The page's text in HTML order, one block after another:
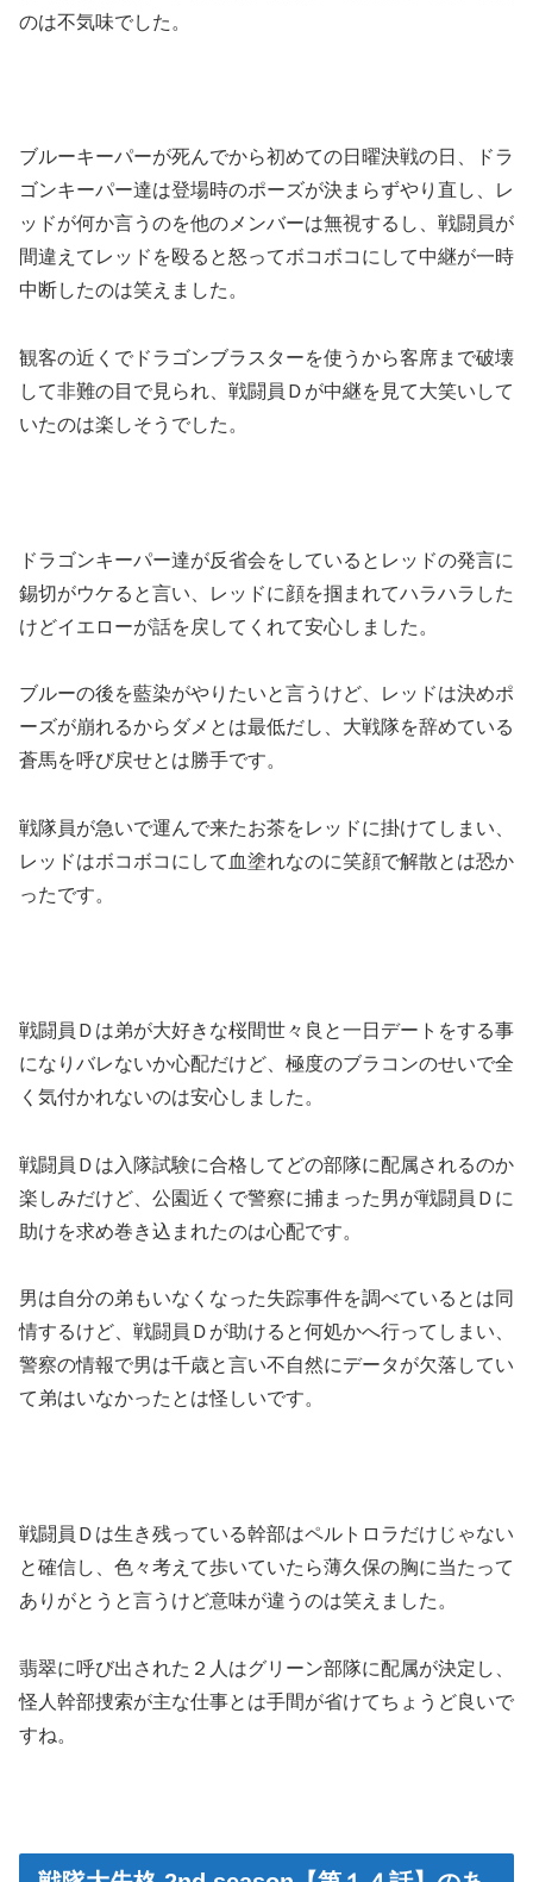
のは不気味でした。
ブルーキーパーが死んでから初めての日曜決戦の日、ドラ
ゴンキーパー達は登場時のポーズが決まらずやり直し、レ
ッドが何か言うのを他のメンバーは無視するし、戦闘員が
間違えてレッドを殴ると怒ってボコボコにして中継が一時
中断したのは笑えました。
観客の近くでドラゴンブラスターを使うから客席まで破壊
して非難の目で見られ、戦闘員Ｄが中継を見て大笑いして
いたのは楽しそうでした。
ドラゴンキーパー達が反省会をしているとレッドの発言に
錫切がウケると言い、レッドに顔を掴まれてハラハラした
けどイエローが話を戻してくれて安心しました。
ブルーの後を藍染がやりたいと言うけど、レッドは決めポ
ーズが崩れるからダメとは最低だし、大戦隊を辞めている
蒼馬を呼び戻せとは勝手です。
戦隊員が急いで運んで来たお茶をレッドに掛けてしまい、
レッドはボコボコにして血塗れなのに笑顔で解散とは恐か
ったです。
戦闘員Ｄは弟が大好きな桜間世々良と一日デートをする事
になりバレないか心配だけど、極度のブラコンのせいで全
く気付かれないのは安心しました。
戦闘員Ｄは入隊試験に合格してどの部隊に配属されるのか
楽しみだけど、公園近くで警察に捕まった男が戦闘員Ｄに
助けを求め巻き込まれたのは心配です。
男は自分の弟もいなくなった失踪事件を調べているとは同
情するけど、戦闘員Ｄが助けると何処かへ行ってしまい、
警察の情報で男は千歳と言い不自然にデータが欠落してい
て弟はいなかったとは怪しいです。
戦闘員Ｄは生き残っている幹部はペルトロラだけじゃない
と確信し、色々考えて歩いていたら薄久保の胸に当たって
ありがとうと言うけど意味が違うのは笑えました。
翡翠に呼び出された２人はグリーン部隊に配属が決定し、
怪人幹部捜索が主な仕事とは手間が省けてちょうど良いで
すね。